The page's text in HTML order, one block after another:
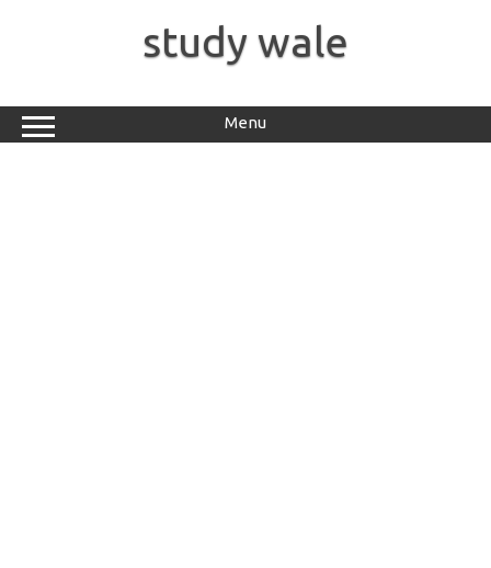
study wale
Menu